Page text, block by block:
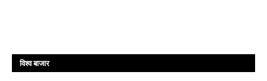
विश्व बाजार